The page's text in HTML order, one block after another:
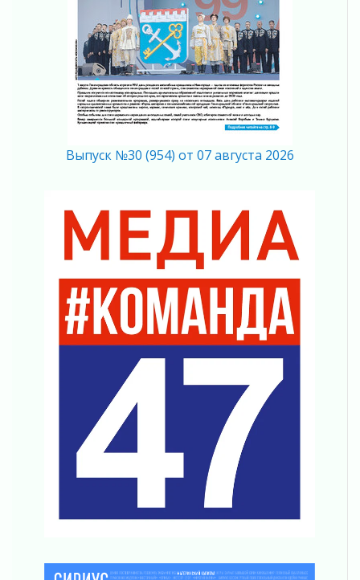
Вниманию автомобилистов!
04 августа 2026
Память, сталь и музыка
04 августа 2026
Регион готовится к выборам
04 августа 2026
согласие
04 августа 2026
Важная информация
04 августа 2026
Что делать со сбережениями
04 августа 2026
Награды нашли строителей
03 августа 2026
Ленобласть повышает производительность
Поддержка волонтерских объединений
03 августа 2026
Ладожский мост полностью закроют на два
03 августа 2026
Музеи Ленобласти обновляют пространства
Часть медиков в Ленобласти сможет
Выпуск №30 (954) от 07 августа 2026